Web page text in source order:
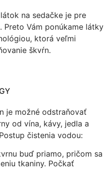
na sedačke je pre
Vám ponúkame látky
ktorá veľmi
škvŕn.
je možné odstraňovať
od vína, kávy, jedla a
čistenia vodou:
buď priamo, pričom sa
tkaniny. Počkať